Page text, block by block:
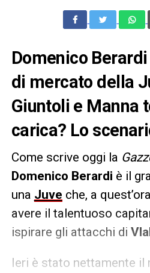
Domenico
di mercato della
Giuntoli e Manna
carica? Lo
Come scrive oggi la
Domenico Berardi è il
una Juve che, a
avere il talentuoso
ispirare gli attacchi di
Ieri è stato nettamente il